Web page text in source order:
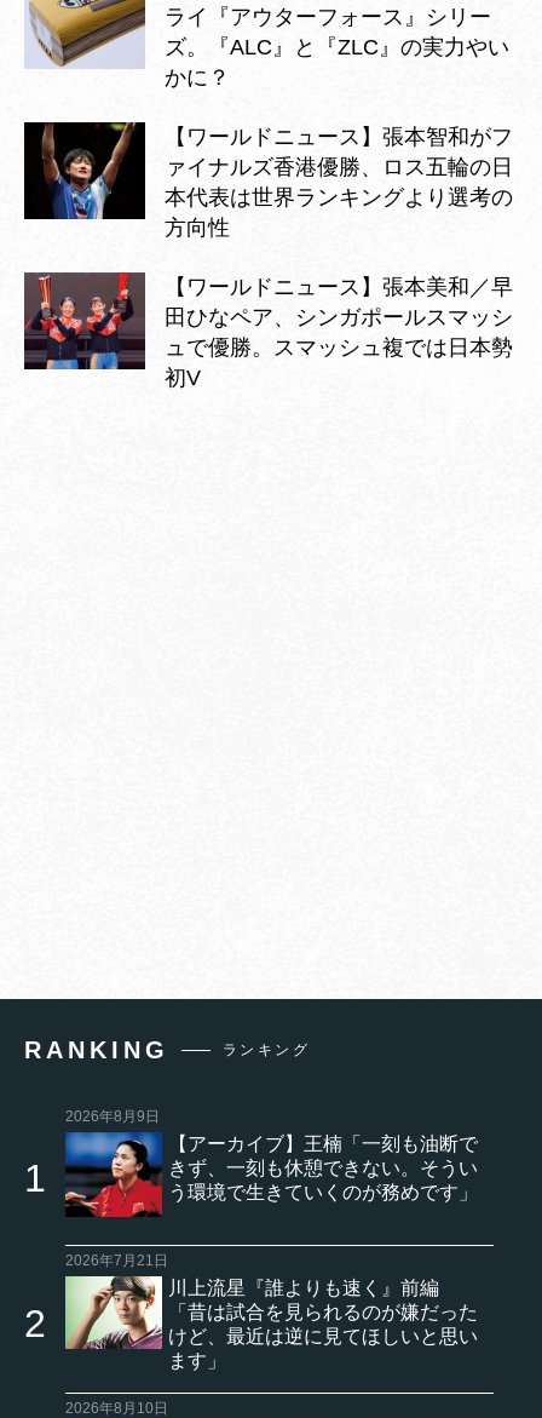
ライ『アウターフォース』シリー
ズ。『ALC』と『ZLC』の実力やい
かに？
【ワールドニュース】張本智和がフ
ァイナルズ香港優勝、ロス五輪の日
本代表は世界ランキングより選考の
方向性
【ワールドニュース】張本美和／早
田ひなペア、シンガポールスマッシ
ュで優勝。スマッシュ複では日本勢
初V
RANKING ランキング
2026年8月9日
【アーカイブ】王楠「一刻も油断で
きず、一刻も休憩できない。そうい
う環境で生きていくのが務めです」
2026年7月21日
川上流星『誰よりも速く』前編
「昔は試合を見られるのが嫌だった
けど、最近は逆に見てほしいと思い
ます」
2026年8月10日